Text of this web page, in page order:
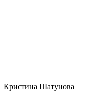
Кристина Шатунова